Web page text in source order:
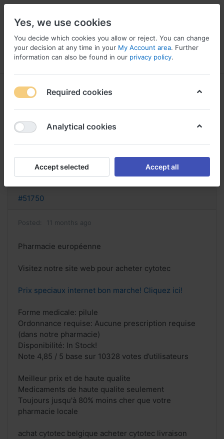
Menu Log in Compare Wishlist
achat cytotec belgique cytotec
acheter
Reply
#51750
Posted: 11 months ago
Pharmacie européenne
Visitez notre site web pour acheter cytotec
Prix speciaux internet bon marche! Cliquez ici!
Forme medicale: pilule
Ordonnance requise: Aucune prescription requise
(dans notre pharmacie)
Disponibilité: In Stock!
Note 4,85 / 5 base sur 10328 votes d’utilisateurs
Meilleur prix et de haute qualite
Medicaments de haute qualite seulement
Toujours jusqu'à 80% moins cher que votre
pharmacie locale
achat cytotec belgique acheter cytotec livraison
Yes, we use cookies
You decide which cookies you allow or reject. You can change
your decision at any time in your My Account area. Further
information can also be found in our privacy policy.
Required cookies
Analytical cookies
Accept selected Accept all